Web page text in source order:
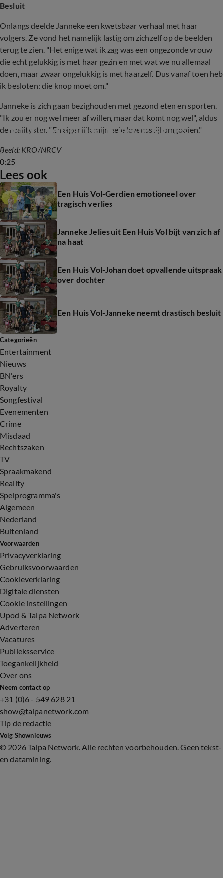
Besluit
Onlangs deelde Janneke een kwetsbaar verhaal met haar
volgers. Ze vond het namelijk lastig om zichzelf op de beelden
terug te zien. "Het enige wat ik zag was een ongezonde vrouw
die echt gelukkig is met haar gezin en met wat we nu allemaal
doen, maar zwaar ongelukkig is met haarzelf. Dus vanaf toen heb
ik besloten: die knop moet om."
Janneke is zich gaan bezighouden met gezond eten en sporten.
"Ik zou er nog wel meer af willen, maar dat komt nog wel", aldus
de realityster. "En eigenlijk mijn hele levensstijl omgooien."
0:25
Een huis vol-ontmoeting met de families
Beeld: KRO/NRCV
Lees ook
Een Huis Vol-Gerdien emotioneel over
tragisch verlies
Janneke Jelies uit Een Huis Vol bijt van zich af
na haat
Een Huis Vol-Johan doet opvallende uitspraak
over dochter
Een Huis Vol-Janneke neemt drastisch besluit
Categorieën
Entertainment
Nieuws
BN'ers
Royalty
Songfestival
Evenementen
Crime
Misdaad
Rechtszaken
TV
Spraakmakend
Reality
Spelprogramma's
Algemeen
Nederland
Buitenland
Voorwaarden
Privacyverklaring
Gebruiksvoorwaarden
Cookieverklaring
Digitale diensten
Cookie instellingen
Upod & Talpa Network
Adverteren
Vacatures
Publieksservice
Toegankelijkheid
Over ons
Neem contact op
+31 (0)6 - 549 628 21
show@talpanetwork.com
Tip de redactie
Volg Shownieuws
© 2026 Talpa Network. Alle rechten voorbehouden. Geen tekst-
en datamining.